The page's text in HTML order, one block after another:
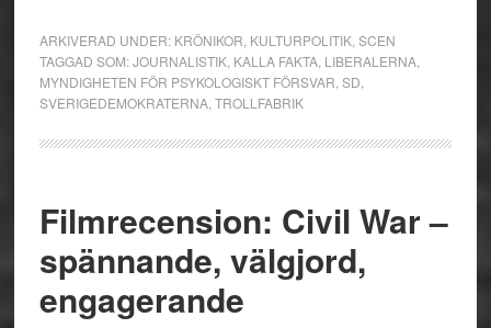
ARKIVERAD UNDER: KRÖNIKOR KULTURPOLITIK, SCEN
TAGGAD SOM:JOURNALISTIK, KALLA FAKTA, LIBERALERNA,
MYNDIGHETEN FÖR PSYKOLOGISKT FÖRSVAR SD
SVERIGEDEMOKRATERNA, TROLLFABRIK
Filmrecension: Civil War –
spännande, välgjord,
engagerande